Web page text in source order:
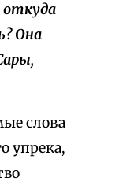
откуда
Она
слова
упрека,